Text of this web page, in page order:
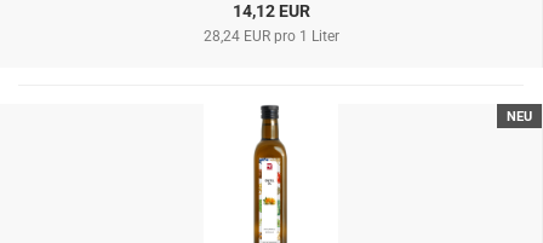
14,12 EUR
28,24 EUR pro 1 Liter
NEU